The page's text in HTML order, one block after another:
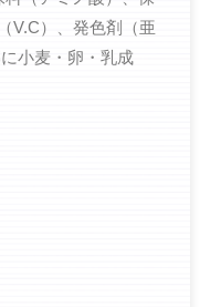
V.C）、発色剤（亜
小麦・卵・乳成